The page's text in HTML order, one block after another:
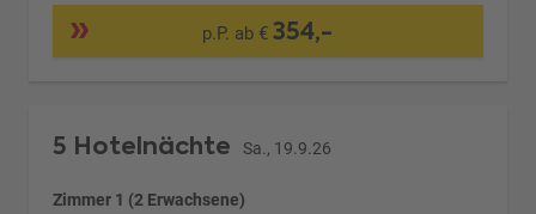
p.P. ab €354,-
5 Hotelnächte Sa., 19.9.26
Zimmer 1 (2 Erwachsene)